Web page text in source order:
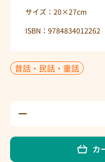
サイズ：20×27cm
ISBN：9784834012262
昔話・民話・童話
にぎ
カ